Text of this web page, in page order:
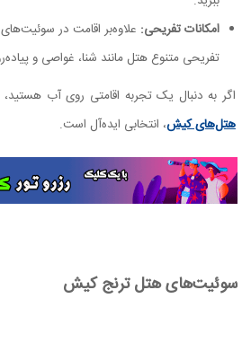
امکانات تفریحی: علاوه‌بر اقامت در
تفریحی متنوع هتل مانند شنا، غواصی و
اگر به دنبال یک تجربه اقامتی روی آب
هتل‌های کیش، انتخابی ایده‌آل است.
سوئیت‌های هتل ترنج کیش